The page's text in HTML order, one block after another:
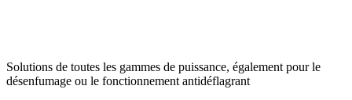
Solutions de toutes les gammes de puissance, également pour le
désenfumage ou le fonctionnement antidéflagrant